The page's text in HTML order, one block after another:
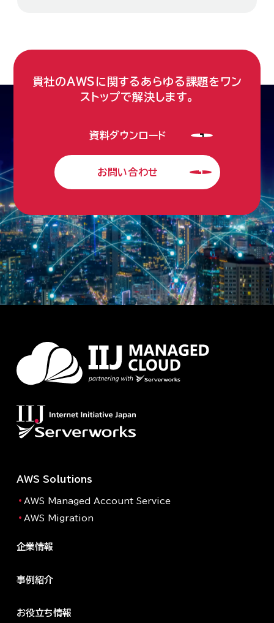
貴社のAWSに関するあらゆる課題をワン
ストップで解決します。
資料ダウンロード
お問い合わせ
AWS Solutions
AWS Managed Account Service
AWS Migration
企業情報
事例紹介
お役立ち情報